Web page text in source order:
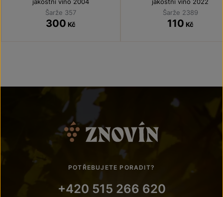
Šarže 357
300 Kč
Šarže 2389
110 Kč
POTŘEBUJETE PORADIT?
+420 515 266 620